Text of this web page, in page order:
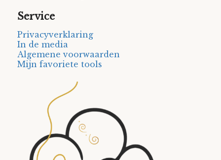
Service
Privacyverklaring
In de media
Algemene voorwaarden
Mijn favoriete tools